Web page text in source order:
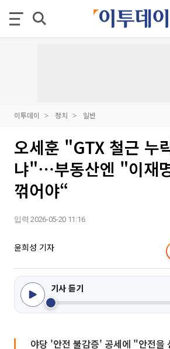
이투데이 정치 일반
오세훈 "GTX 철근 누
냐"⋯부동산엔 "이재
꺾어야“
입력 2026-05-20 11:16
윤희성 기자
기사 듣기
야당 '안전 불감증' 공세에 "안전을